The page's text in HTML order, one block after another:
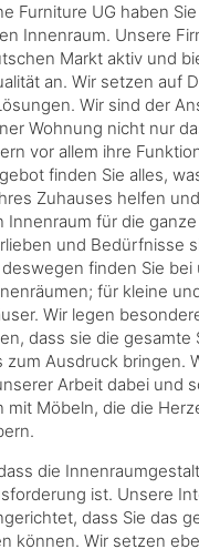
Furniture UG haben
Innenraum. Unsere
Markt aktiv und
an. Wir setzen auf
Wir sind der
Wohnung nicht nur
vor allem ihre
finden Sie alles,
Zuhauses helfen
Innenraum für die
und Bedürfnisse
finden Sie bei
für kleine
Wir legen
dass sie die gesamte
zum Ausdruck bringen.
Arbeit dabei und
mit Möbeln, die die
die
ist. Unsere
dass Sie das
können. Wir setzen